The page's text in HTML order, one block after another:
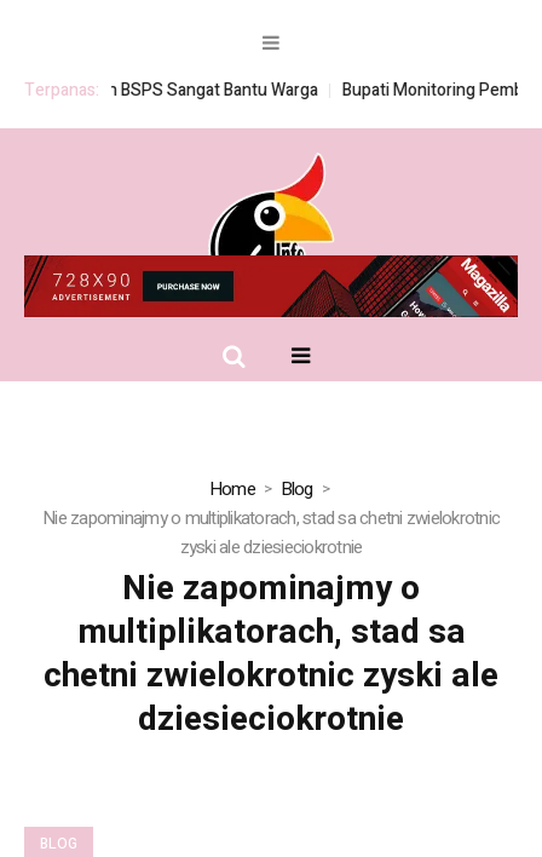
Terpanas:
Program BSPS Sangat Bantu Warga Bupati Monitoring Pembagian
Home
Blog
Nie zapominajmy o multiplikatorach, stad sa chetni zwielokrotnic
zyski ale dziesieciokrotnie
Nie zapominajmy o
multiplikatorach, stad sa
chetni zwielokrotnic zyski ale
dziesieciokrotnie
BLOG